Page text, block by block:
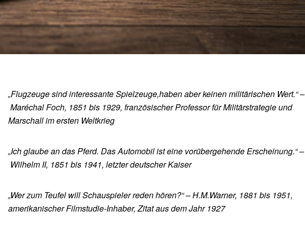
„Flugzeuge sind interessante Spielzeuge,haben aber keinen militärischen Wert.“ –
Maréchal Foch, 1851 bis 1929, französischer Professor für Militärstrategie und
Marschall im ersten Weltkrieg
„Ich glaube an das Pferd. Das Automobil ist eine vorübergehende Erscheinung.“ –
Wilhelm II, 1851 bis 1941, letzter deutscher Kaiser
„Wer zum Teufel will Schauspieler reden hören?“ –H.M.Warner, 1881 bis 1951,
amerikanischer Filmstudie-Inhaber, Zitat aus dem Jahr 1927